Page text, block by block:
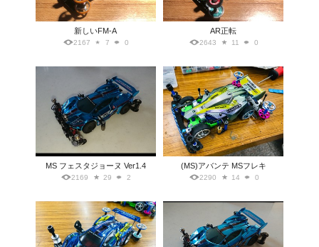
新しいFM-A
2167 7 0
AR正転
2643 11 0
MS フェスタジョーヌ Ver1.4
2169 29 2
(MS)アバンテ MSフレキ
2290 14 0